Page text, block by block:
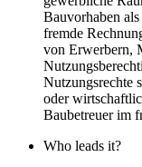
Bauvorhaben
fremde
von Erwerbern,
Nutzungsrechte
oder
Baubetreuer im
Who leads it?